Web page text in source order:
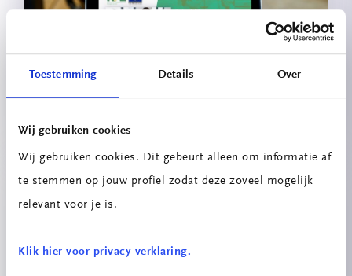
Toestemming Details Over
Wij gebruiken cookies
Wij gebruiken cookies. Dit gebeurt alleen om informatie af
te stemmen op jouw profiel zodat deze zoveel mogelijk
relevant voor je is.
Klik hier voor privacy verklaring.